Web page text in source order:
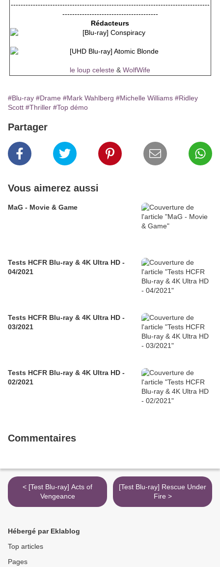
---------------------------------------------------------------------------------
---------------------------------------
Rédacteurs
le loup celeste & WolfWife
#Blu-ray #Drame #Mark Wahlberg #Michelle Williams #Ridley
Scott #Thriller #Top démo
Partager
Vous aimerez aussi
MaG - Movie & Game
Tests HCFR Blu-ray & 4K Ultra HD -
04/2021
Tests HCFR Blu-ray & 4K Ultra HD -
03/2021
Tests HCFR Blu-ray & 4K Ultra HD -
02/2021
Commentaires
< [Test Blu-ray] Acts of
Vengeance
[Test Blu-ray] Rescue Under
Fire >
Hébergé par Eklablog
Top articles
Pages